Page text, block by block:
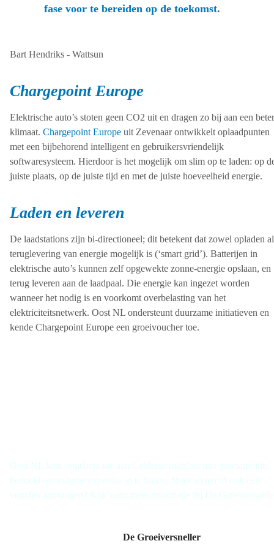
fase voor te bereiden op de toekomst.
Bart Hendriks - Wattsun
Chargepoint Europe
Elektrische auto’s stoten geen CO2 uit en dragen zo bij aan een beter
klimaat. Chargepoint Europe uit Zevenaar ontwikkelt oplaadpunten
met een bijbehorend intelligent en gebruikersvriendelijk
softwaresysteem. Hierdoor is het mogelijk om slim op te laden: op
juiste plaats, op de juiste tijd en met de juiste hoeveelheid energie.
Laden en leveren
De laadstations zijn bi-directioneel; dit betekent dat zowel opladen
teruglevering van energie mogelijk is (‘smart grid’). Batterijen in
elektrische auto’s kunnen zelf opgewekte zonne-energie opslaan, en
terug leveren aan de laadpaal. Die energie kan ingezet worden
wanneer het nodig is en voorkomt overbelasting van het
elektriciteitsnetwerk. Oost NL ondersteunt duurzame initiatieven en
kende Chargepoint Europe een groeivoucher toe.
Oost NL kent vouchers toe aan Gelderse mkb’ers met groeiambitie,
bedoeld om externe expertise in te huren. Meer weten of ook een
voucher aanvragen? Kijk voor meer informatie bij De
De Groeiversneller